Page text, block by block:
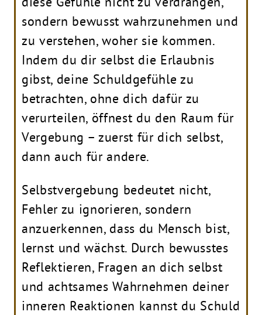
sondern bewusst wahrzunehmen und
zu verstehen, woher sie kommen.
Indem du dir selbst die Erlaubnis
gibst, deine Schuldgefühle zu
betrachten, ohne dich dafür zu
verurteilen, öffnest du den Raum für
Vergebung – zuerst für dich selbst,
dann auch für andere.
Selbstvergebung bedeutet nicht,
Fehler zu ignorieren, sondern
anzuerkennen, dass du Mensch bist,
lernst und wächst. Durch bewusstes
Reflektieren, Fragen an dich selbst
und achtsames Wahrnehmen deiner
inneren Reaktionen kannst du Schuld